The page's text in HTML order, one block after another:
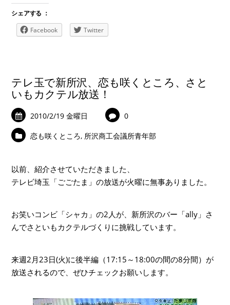
シェアする ：
Facebook
Twitter
テレ玉で新所沢、恋も咲くところ、さと
いもカクテル放送！
2010/2/19 金曜日 0
恋も咲くところ, 所沢商工会議所青年部
以前、紹介させていただきました、
テレビ埼玉「ごごたま」の放送が火曜に無事ありました。
お笑いコンビ「シャカ」の2人が、新所沢のバー「ally」さ
んでさといもカクテルづくりに挑戦しています。
来週2月23日(火)に後半編（17:15～18:00の間の8分間）が
放送されるので、ぜひチェックお願いします。